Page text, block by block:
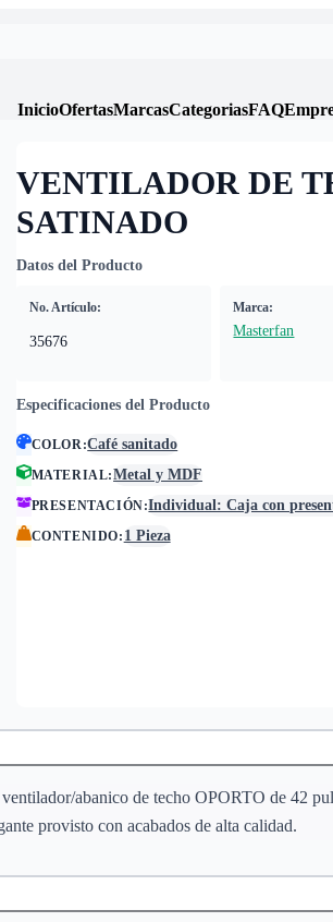
InicioOfertasMarcasCategoriasFAQ
VENTILADOR DE
SATINADO
Datos del Producto
No. Artículo:
35676
Marca:
Masterfan
Especificaciones del Producto
COLOR:Café sanitado
MATERIAL:Metal y MDF
PRESENTACIÓN:Individual: Caja con
CONTENIDO: 1 Pieza
abanico de techo OPORTO de 42
provisto con acabados de alta calidad.